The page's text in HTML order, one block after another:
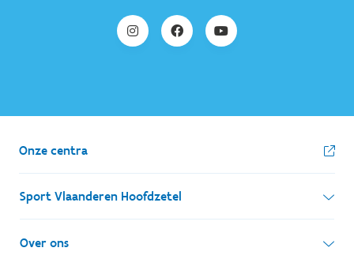
Onze centra
Sport Vlaanderen Hoofdzetel
Simon Bolivarlaan 17
Over ons